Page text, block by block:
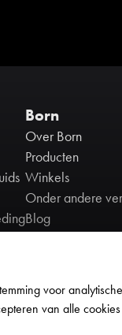
voor analytische
van alle cookies
Born
Over Born
Producten
Winkels
Onder andere
Blog
Cookie policy